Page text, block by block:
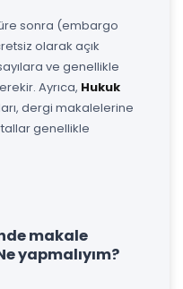
sonra (embargo
olarak açık
ve genellikle
Ayrıca, Hukuk
dergi makalelerine
genellikle
makale
yapmalıyım?